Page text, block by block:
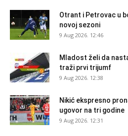
Otrant i Petrovac u
novoj sezoni
9 Aug 2026. 12:46
Mladost želi da
traži prvi trijumf
9 Aug 2026. 12:38
Nikić ekspresno
ugovor na tri godine
9 Aug 2026. 12:31